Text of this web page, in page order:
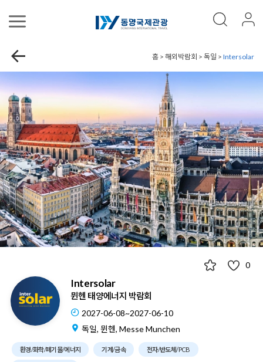
홈 > 해외박람회 > 독일 > Intersolar
0
Intersolar
뮌헨 태양에너지 박람회
2027-06-08~2027-06-10
독일, 뮌헨, Messe Munchen
환경/화학/폐기물/에너지 기계/금속 전자/반도체/PCB